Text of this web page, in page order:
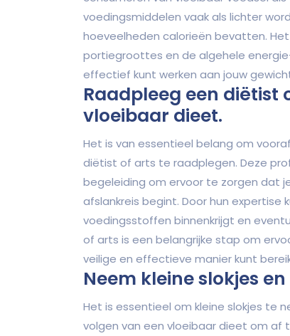
voedingsmiddelen vaak als lichter
hoeveelheden calorieën bevatten.
portiegroottes en de algehele
effectief kunt werken aan jouw
Raadpleeg een diëtist
vloeibaar dieet.
Het is van essentieel belang om
diëtist of arts te raadplegen. Deze
begeleiding om ervoor te zorgen dat
afslankreis begint. Door hun expertise
voedingsstoffen binnenkrijgt en
of arts is een belangrijke stap om
veilige en effectieve manier kunt
Neem kleine slokjes
Het is essentieel om kleine slokjes te
volgen van een vloeibaar dieet om af